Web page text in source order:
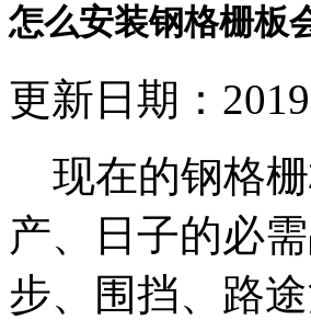
怎么安装钢格栅板
更新日期：
现在的钢格栅
产、日子的必
步、围挡、路